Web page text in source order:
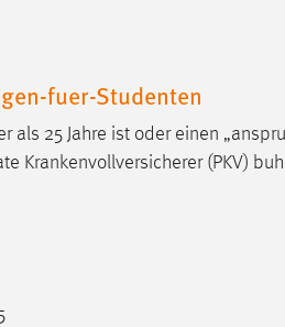
fuer-Studenten
25 Jahre ist oder einen
Krankenvollversicherer (PKV)